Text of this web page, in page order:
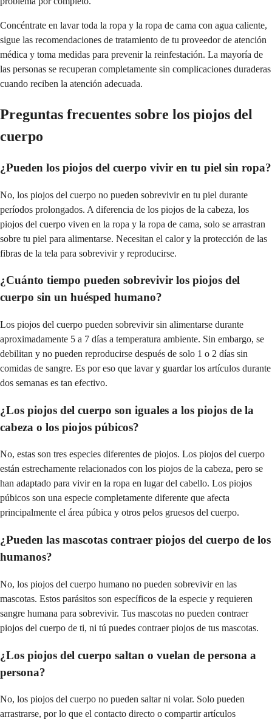
Concéntrate en lavar toda la ropa y la ropa de cama con agua caliente,
sigue las recomendaciones de tratamiento de tu proveedor de atención
médica y toma medidas para prevenir la reinfestación. La mayoría de
las personas se recuperan completamente sin complicaciones duraderas
cuando reciben la atención adecuada.
Preguntas frecuentes sobre los piojos del
cuerpo
¿Pueden los piojos del cuerpo vivir en tu piel sin ropa?
No, los piojos del cuerpo no pueden sobrevivir en tu piel durante
períodos prolongados. A diferencia de los piojos de la cabeza, los
piojos del cuerpo viven en la ropa y la ropa de cama, solo se arrastran
sobre tu piel para alimentarse. Necesitan el calor y la protección de las
fibras de la tela para sobrevivir y reproducirse.
¿Cuánto tiempo pueden sobrevivir los piojos del
cuerpo sin un huésped humano?
Los piojos del cuerpo pueden sobrevivir sin alimentarse durante
aproximadamente 5 a 7 días a temperatura ambiente. Sin embargo, se
debilitan y no pueden reproducirse después de solo 1 o 2 días sin
comidas de sangre. Es por eso que lavar y guardar los artículos durante
dos semanas es tan efectivo.
¿Los piojos del cuerpo son iguales a los piojos de la
cabeza o los piojos púbicos?
No, estas son tres especies diferentes de piojos. Los piojos del cuerpo
están estrechamente relacionados con los piojos de la cabeza, pero se
han adaptado para vivir en la ropa en lugar del cabello. Los piojos
púbicos son una especie completamente diferente que afecta
principalmente el área púbica y otros pelos gruesos del cuerpo.
¿Pueden las mascotas contraer piojos del cuerpo de los
humanos?
No, los piojos del cuerpo humano no pueden sobrevivir en las
mascotas. Estos parásitos son específicos de la especie y requieren
sangre humana para sobrevivir. Tus mascotas no pueden contraer
piojos del cuerpo de ti, ni tú puedes contraer piojos de tus mascotas.
¿Los piojos del cuerpo saltan o vuelan de persona a
persona?
No, los piojos del cuerpo no pueden saltar ni volar. Solo pueden
arrastrarse, por lo que el contacto directo o compartir artículos